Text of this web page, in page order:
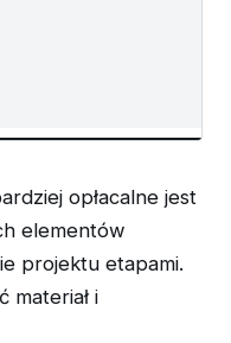
opłacalne jest
elementów
projektu etapami.
materiał i